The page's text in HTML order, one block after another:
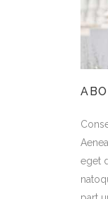
eget